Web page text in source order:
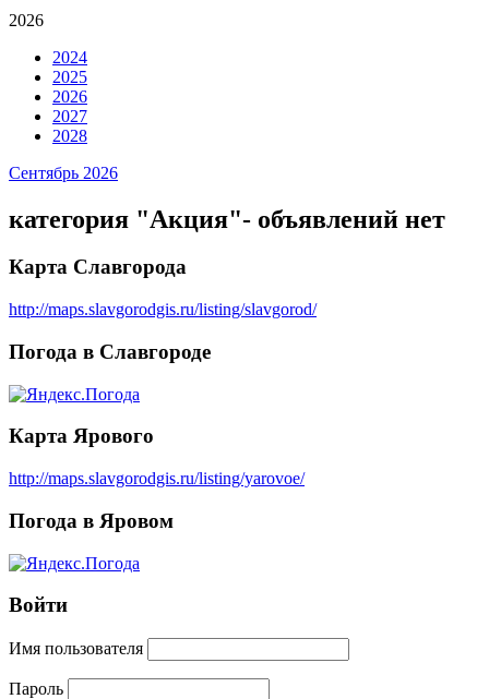
2026
2024
2025
2026
2027
2028
Сентябрь 2026
категория "Акция"- объявлений нет
Карта Славгорода
http://maps.slavgorodgis.ru/listing/slavgorod/
Погода в Славгороде
Карта Ярового
http://maps.slavgorodgis.ru/listing/yarovoe/
Погода в Яровом
Войти
Имя пользователя
Пароль